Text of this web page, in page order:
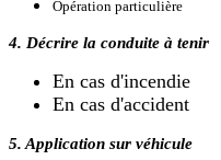
Opération particulière
4. Décrire la conduite à tenir
En cas d'incendie
En cas d'accident
5. Application sur véhicule